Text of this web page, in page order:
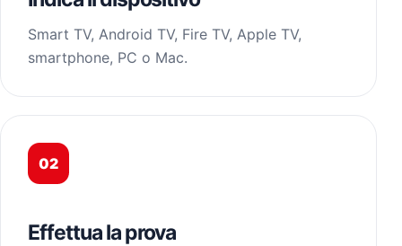
Smart TV, Android TV, Fire TV, Apple TV,
smartphone, PC o Mac.
02
Effettua la prova